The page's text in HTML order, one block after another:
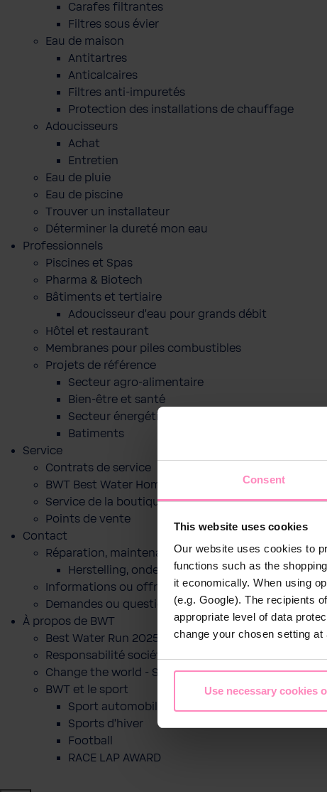
Consent
This website uses cookies
Our website uses cookies to
functions such as the
it economically. When using
(e.g. Google). The recipients
appropriate level of data
change your chosen setting
Use necessary cookies
Carafes filtrantes
Filtres sous évier
Eau de maison
Antitartres
Anticalcaires
Filtres anti-impuretés
Protection des installations de chauffage
Adoucisseurs
Achat
Entretien
Eau de pluie
Eau de piscine
Trouver un installateur
Déterminer la dureté mon eau
Professionnels
Piscines et Spas
Pharma & Biotech
Bâtiments et tertiaire
Adoucisseur d'eau pour grands débit
Hôtel et restaurant
Membranes pour piles combustibles
Projets de référence
Secteur agro-alimentaire
Bien-être et santé
Secteur énergétique
Batiments
Service
Contrats de service
BWT Best Water Home App
Service de la boutique en ligne
Points de vente
Contact
Réparation, maintenance ou mise en service
Herstelling, onderhoud of indienststelling
Informations ou offre pour un produit
Demandes ou questions
À propos de BWT
Best Water Run 2025
Responsabilité sociétale des entreprises
Change the world - Sip by sip
BWT et le sport
Sport automobile
Sports d'hiver
Football
RACE LAP AWARD